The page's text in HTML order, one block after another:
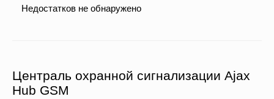
Недостатков не обнаружено
Централь охранной сигнализации Ajax
Hub GSM